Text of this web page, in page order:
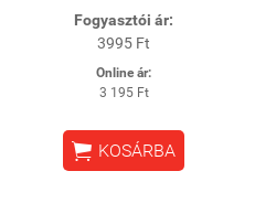
Fogyasztói ár:
3995 Ft
Online ár:
3 195 Ft
 KOSÁRBA